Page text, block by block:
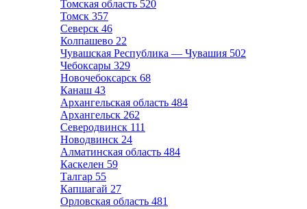
Томская область 520
Томск 357
Северск 46
Колпашево 22
Чувашская Республика — Чувашия 502
Чебоксары 329
Новочебоксарск 68
Канаш 43
Архангельская область 484
Архангельск 262
Северодвинск 111
Новодвинск 24
Алматинская область 484
Каскелен 59
Талгар 55
Капшагай 27
Орловская область 481